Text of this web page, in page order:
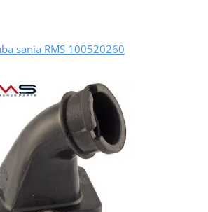
sania RMS 100520260